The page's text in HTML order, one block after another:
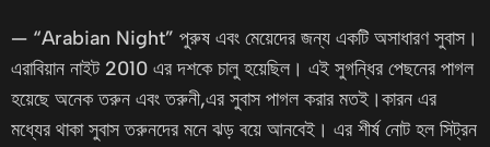
— “Arabian Night” পুরুষ এবং মেয়েদের জন্য একটি অসাধারণ সুবাস।
এরাবিয়ান নাইট 2010 এর দশকে চালু হয়েছিল। এই সুগন্ধির পেছনের পাগল
হয়েছে অনেক তরুন এবং তরুনী,এর সুবাস পাগল করার মতই।কারন এর
মধ্যের থাকা সুবাস তরুনদের মনে ঝড় বয়ে আনবেই। এর শীর্ষ নোট হল সিট্রন